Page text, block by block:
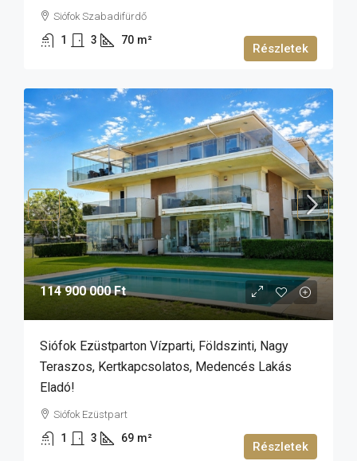
Siófok Szabadifürdő
1 3 70 m²
Részletek
114 900 000 Ft
Siófok Ezüstparton Vízparti, Földszinti, Nagy
Teraszos, Kertkapcsolatos, Medencés Lakás
Eladó!
Siófok Ezüstpart
1 3 69 m²
Részletek